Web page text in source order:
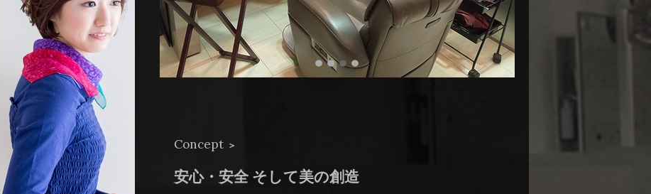
Concept ＞
安心・安全 そして美の創造